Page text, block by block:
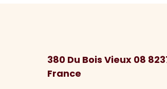
380 Du Bois Vieux 08
France